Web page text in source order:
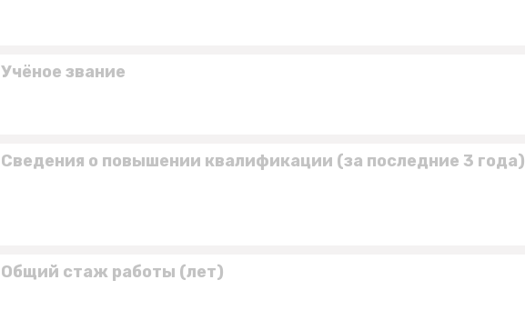
Учёное звание
Сведения о повышении квалификации (за последние 3 года)
Общий стаж работы (лет)